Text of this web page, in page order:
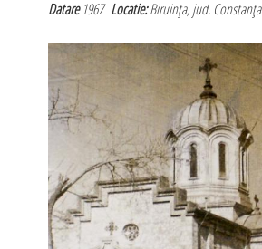
Datare1967Locatie:Biruinţa, jud. Constanţa